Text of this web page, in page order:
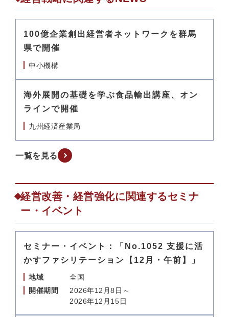
100億企業創出経営者ネットワークを群馬
県で開催
中小機構
海外展開の基礎を学ぶ食品輸出講座、オン
ラインで開催
九州経済産業局
一覧を見る
経営改善・経営強化に関連するセミナ
ー・イベント
セミナー・イベント：「No.1052 支援に活
かすファシリテーション【12月・午前】」
地域
全国
開催期間
2026年12月8日～
2026年12月15日